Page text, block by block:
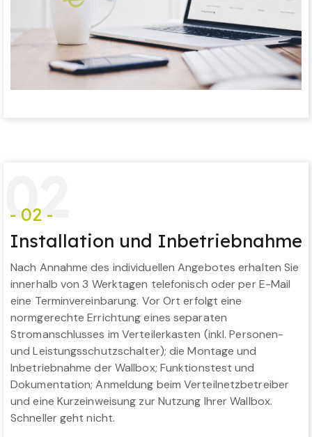
02
- 02 -
Installation und Inbetriebnahme
Nach Annahme des individuellen Angebotes erhalten Sie
innerhalb von 3 Werktagen telefonisch oder per E-Mail
eine Terminvereinbarung. Vor Ort erfolgt eine
normgerechte Errichtung eines separaten
Stromanschlusses im Verteilerkasten (inkl. Personen-
und Leistungsschutzschalter); die Montage und
Inbetriebnahme der Wallbox; Funktionstest und
Dokumentation; Anmeldung beim Verteilnetzbetreiber
und eine Kurzeinweisung zur Nutzung Ihrer Wallbox.
Schneller geht nicht.